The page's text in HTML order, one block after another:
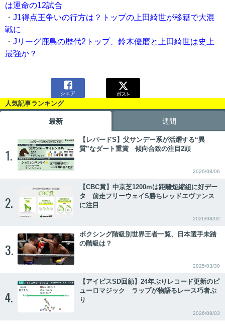
は運命の12試合
・ J1得点王争いの行方は？トップの上田綺世が移籍で大混
戦に
・ Jリーグ鹿島の歴代2トップ、鈴木優磨と上田綺世は史上
最強か？

シェア
人気記事ランキング
最新 週間
1.
【レパードS】父サンデー系が活躍する“異
質”なダート重賞 傾向合致の注目2頭
2026/08/06
2.
【CBC賞】中京芝1200mは距離短縮組に好デー
タ 前走フリーウェイS勝ちレッドエヴァンス
に注目
2026/08/02
3.
ボクシング階級別世界王者一覧、日本選手未踏
の階級は？
2025/03/30
4.
【アイビスSD回顧】24年ぶりレコード更新のピ
ューロマジック ラップが物語るレース巧者ぶ
り
2026/08/03